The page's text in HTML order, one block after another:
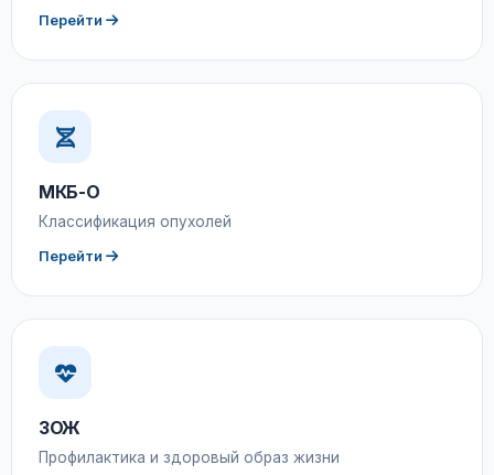
Перейти
МКБ-О
Классификация опухолей
Перейти
ЗОЖ
Профилактика и здоровый образ жизни